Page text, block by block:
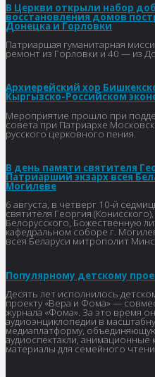
В Церкви открыли набор
восстановления домов
Донецка и Горловки
Патриаршая гуманитарная
ремонт из Горловки и 40 — из
Архиерейский хор
Кыргызско-Российском
Мероприятие прошло при
совета при Патриархе
русского церковного пения.
В день памяти святителя
Патриарший экзарх всея
Могилеве
6 августа, в четверг 10-й
святителя Георгия
Белорусского, Божественную
кафедральном соборе г.
всея Беларуси митрополит
Популярному детскому
Десять лет исполнилось
проекту «Вера и Фома» —
журнала «Фома». За это время
аудиоэнциклопедии в
медиаплатформу,
аудиоспектакли,
материалы для семейного